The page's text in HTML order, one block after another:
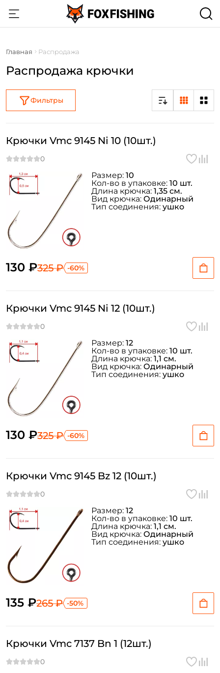
Главная Распродажа
Распродажа крючки
Фильтры
Крючки Vmc 9145 Ni 10 (10шт.)
130 ₽325 ₽ -60%
Размер: 10
Кол-во в упаковке: 10 шт.
Длина крючка: 1,35 см.
Вид крючка: Одинарный
Тип соединения: ушко
Крючки Vmc 9145 Ni 12 (10шт.)
130 ₽325 ₽ -60%
Размер: 12
Кол-во в упаковке: 10 шт.
Длина крючка: 1,1 см.
Вид крючка: Одинарный
Тип соединения: ушко
Крючки Vmc 9145 Bz 12 (10шт.)
135 ₽265 ₽ -50%
Размер: 12
Кол-во в упаковке: 10 шт.
Длина крючка: 1,1 см.
Вид крючка: Одинарный
Тип соединения: ушко
Крючки Vmc 7137 Bn 1 (12шт.)